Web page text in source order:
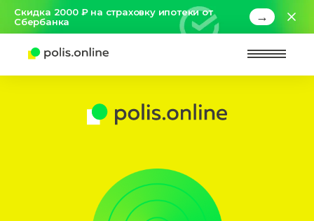
Скидка 2000 ₽ на страховку ипотеки от
Сбербанка
→